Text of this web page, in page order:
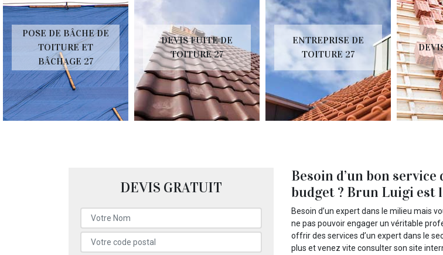
POSE DE BÂCHE DE
TOITURE ET
BÂCHAGE 27
DEVIS FUITE DE
TOITURE 27
ENTREPRISE DE
TOITURE 27
DEVIS GRATUIT
Besoin d’un bon
budget ? Brun Luigi est
Besoin d’un expert dans le milieu mais
ne pas pouvoir engager un véritable
offrir des services d’un expert dans le
plus et venez vite consulter son site